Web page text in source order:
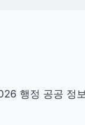
행정 공공 정